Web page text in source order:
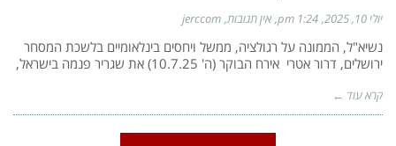
יולי 10, 2025 1:24 pm אין תגובות jerccom
נשיא"ל, הממונה על רגולציה, ממשל ויחסים בינלאומיים בלשכת המסחר
ירושלים, דרור אטרי אירח הבוקר (ה' 10.7.25) את שגריר פנמה בישראל,
קרא עוד ←